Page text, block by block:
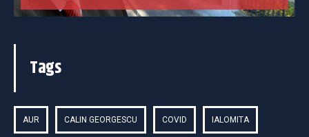
Tags
AUR CALIN GEORGESCU COVID IALOMITA